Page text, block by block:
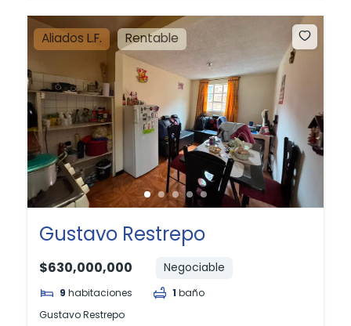
Aliados L.F. Rentable
Gustavo Restrepo
$630,000,000 Negociable
9 habitaciones 1 baño
Gustavo Restrepo